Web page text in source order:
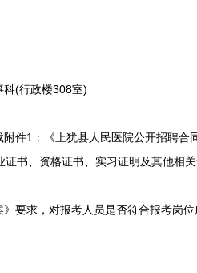
(行政楼308室)
1：《上犹县人民医院公开招聘合
书、资格证书、实习证明及其他相
求，对报考人员是否符合报考岗位